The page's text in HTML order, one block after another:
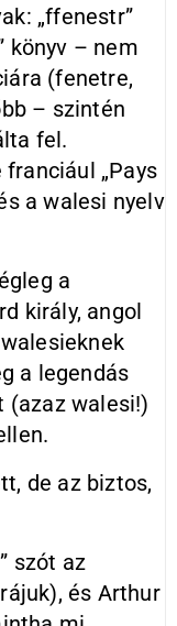
„ffenestr”
könyv – nem
(fenetre,
– szintén
fel.
„Pays
a walesi nyelv
a
király, angol
a legendás
(azaz walesi!)
de az biztos,
szót az
és Arthur